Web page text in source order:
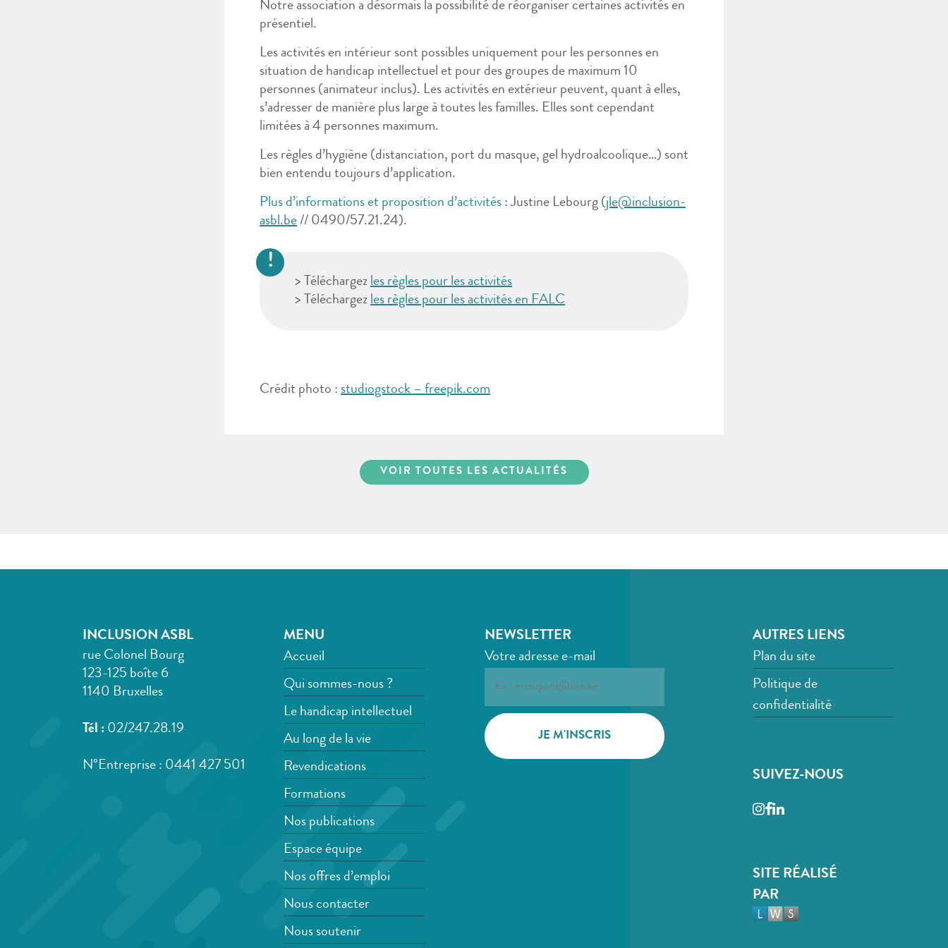
Notre association a désormais la possibilité de réorganiser certaines activités en
présentiel.
Les activités en intérieur sont possibles uniquement pour les personnes en
situation de handicap intellectuel et pour des groupes de maximum 10
personnes (animateur inclus). Les activités en extérieur peuvent, quant à elles,
s’adresser de manière plus large à toutes les familles. Elles sont cependant
limitées à 4 personnes maximum.
Les règles d’hygiène (distanciation, port du masque, gel hydroalcoolique…) sont
bien entendu toujours d’application.
Plus d’informations et proposition d’activités : Justine Lebourg (jle@inclusion-
asbl.be // 0490/57.21.24).
> Téléchargez les règles pour les activités
> Téléchargez les règles pour les activités en FALC
Crédit photo : studiogstock – freepik.com
VOIR TOUTES LES ACTUALITÉS
INCLUSION ASBL
rue Colonel Bourg
123-125 boîte 6
1140 Bruxelles
Tél : 02/247.28.19
N°Entreprise : 0441 427 501
MENU
Accueil
Qui sommes-nous ?
Le handicap intellectuel
Au long de la vie
Revendications
Formations
Nos publications
Espace équipe
Nos offres d’emploi
Nous contacter
Nous soutenir
NEWSLETTER
Votre adresse e-mail
AUTRES LIENS
Plan du site
Politique de
confidentialité
SUIVEZ-NOUS
Instagram
Facebook
LinkedIn
SITE RÉALISÉ
PAR